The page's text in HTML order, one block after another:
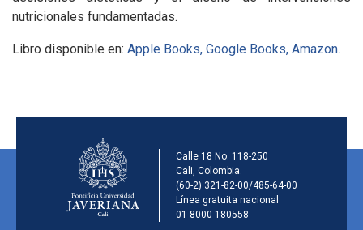
nutricionales fundamentadas.
Libro disponible en: Apple Books, Google Books, Amazon.
Información de la
Calle 18 No. 118-250
Cali, Colombia.
(60-2) 321-82-00/485-64-00
Línea gratuita nacional
01-8000-180558